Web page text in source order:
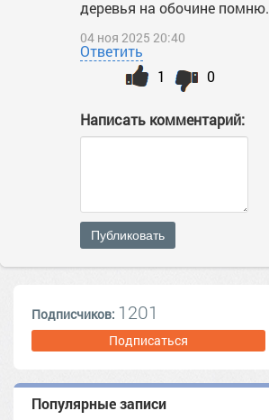
деревья на обочине помню.
04 ноя 2025 20:40
Ответить
0
1
Написать комментарий:
Публиковать
Подписчиков: 1201
Подписаться
Популярные записи